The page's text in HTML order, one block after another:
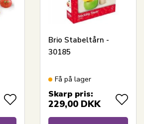
Brio Stabeltårn -
30185
Få på lager
Skarp pris:
229,00 DKK